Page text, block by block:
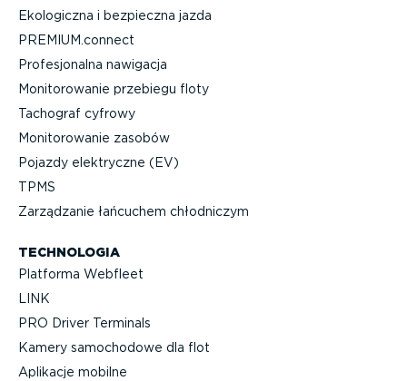
Ekologiczna i bezpieczna jazda
PREMIUM.connect
Profe­sjo­nalna nawigacja
Monito­ro­wanie przebiegu floty
Tachograf cyfrowy
Monito­ro­wanie zasobów
Pojazdy elektryczne (EV)
TPMS
Zarządzanie łańcuchem chłodniczym
TECHNOLOGIA
Platforma Webfleet
LINK
PRO Driver Terminals
Kamery samochodowe dla flot
Aplikacje mobilne